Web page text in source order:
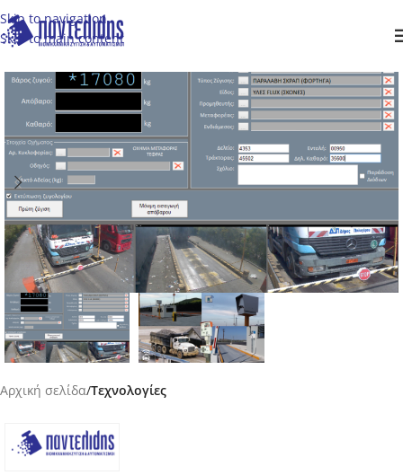
Skip to navigation
Skip to main content
Αρχική σελίδα Τεχνολογίες